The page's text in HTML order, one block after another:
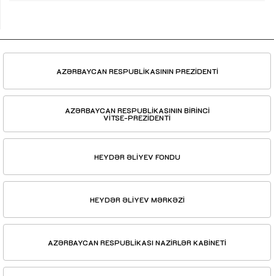
AZƏRBAYCAN RESPUBLİKASININ PREZİDENTİ
AZƏRBAYCAN RESPUBLİKASININ BİRİNCİ
VİTSE-PREZİDENTİ
HEYDƏR ƏLİYEV FONDU
HEYDƏR ƏLİYEV MƏRKƏZİ
AZƏRBAYCAN RESPUBLİKASI NAZİRLƏR KABİNETİ